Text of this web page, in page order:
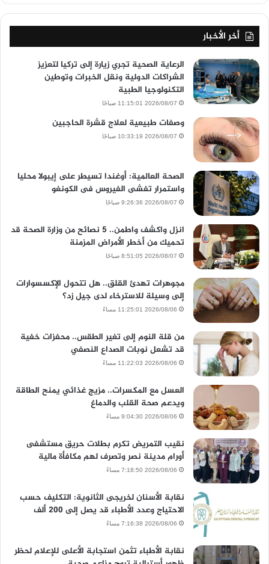
أخر الأخبار
الرعاية الصحية تجري زيارة إلى تركيا لتعزيز
الشراكات الدولية ونقل الخبرات وتوطين
التكنولوجيا الطبية
2026/08/07 11:15:01 صباحًا
وصفات طبيعية لعلاج قشرة الحاجبين
2026/08/07 10:33:19 صباحًا
الصحة العالمية: أوغندا تسيطر على إيبولا محليا
واستمرار تفشى الفيروس فى الكونغو
2026/08/07 9:26:36 صباحًا
انزل واكشف واطمن.. 5 نصائح من وزارة الصحة قد
تحميك من أخطر الأمراض المزمنة
2026/08/07 8:51:05 صباحًا
مجوهرات تهدئ القلق.. هل تتحول الإكسسوارات
إلى وسيلة للاسترخاء لدى جيل زد؟
2026/08/06 11:25:01 مساءً
من قلة النوم إلى تغير الطقس.. محفزات خفية
قد تشعل نوبات الصداع النصفي
2026/08/06 11:22:03 مساءً
العسل مع المكسرات.. مزيج غذائي يمنح الطاقة
ويدعم صحة القلب والدماغ
2026/08/06 9:04:30 مساءً
نقيب التمريض تكرم بطلات حريق مستشفى
أورام مدينة نصر وتصرف لهم مكافأة مالية
2026/08/06 7:18:50 مساءً
نقابة الأسنان لخريجى الثانوية: التكليف حسب
الاحتياج وعدد الأطباء قد يصل إلى 200 ألف
2026/08/06 7:16:38 مساءً
نقابة الأطباء تثمن استجابة الأعلى للإعلام لحظر